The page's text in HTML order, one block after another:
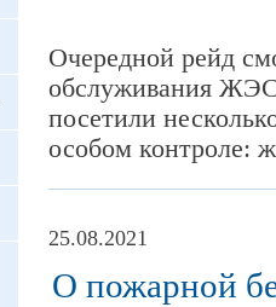
Очередной рейд
обслуживания
посетили
особом контроле:
25.08.2021
О пожарной